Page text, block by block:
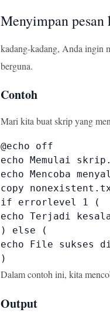
Menyimpan
kadang-kadang, Anda ingin
berguna.
Contoh
Mari kita buat skrip yang
@echo off
echo Memulai
echo Mencoba
copy
if errorlevel 1 (
echo Terjadi
) else (
echo File sukses
)
Dalam contoh ini, kita
Output